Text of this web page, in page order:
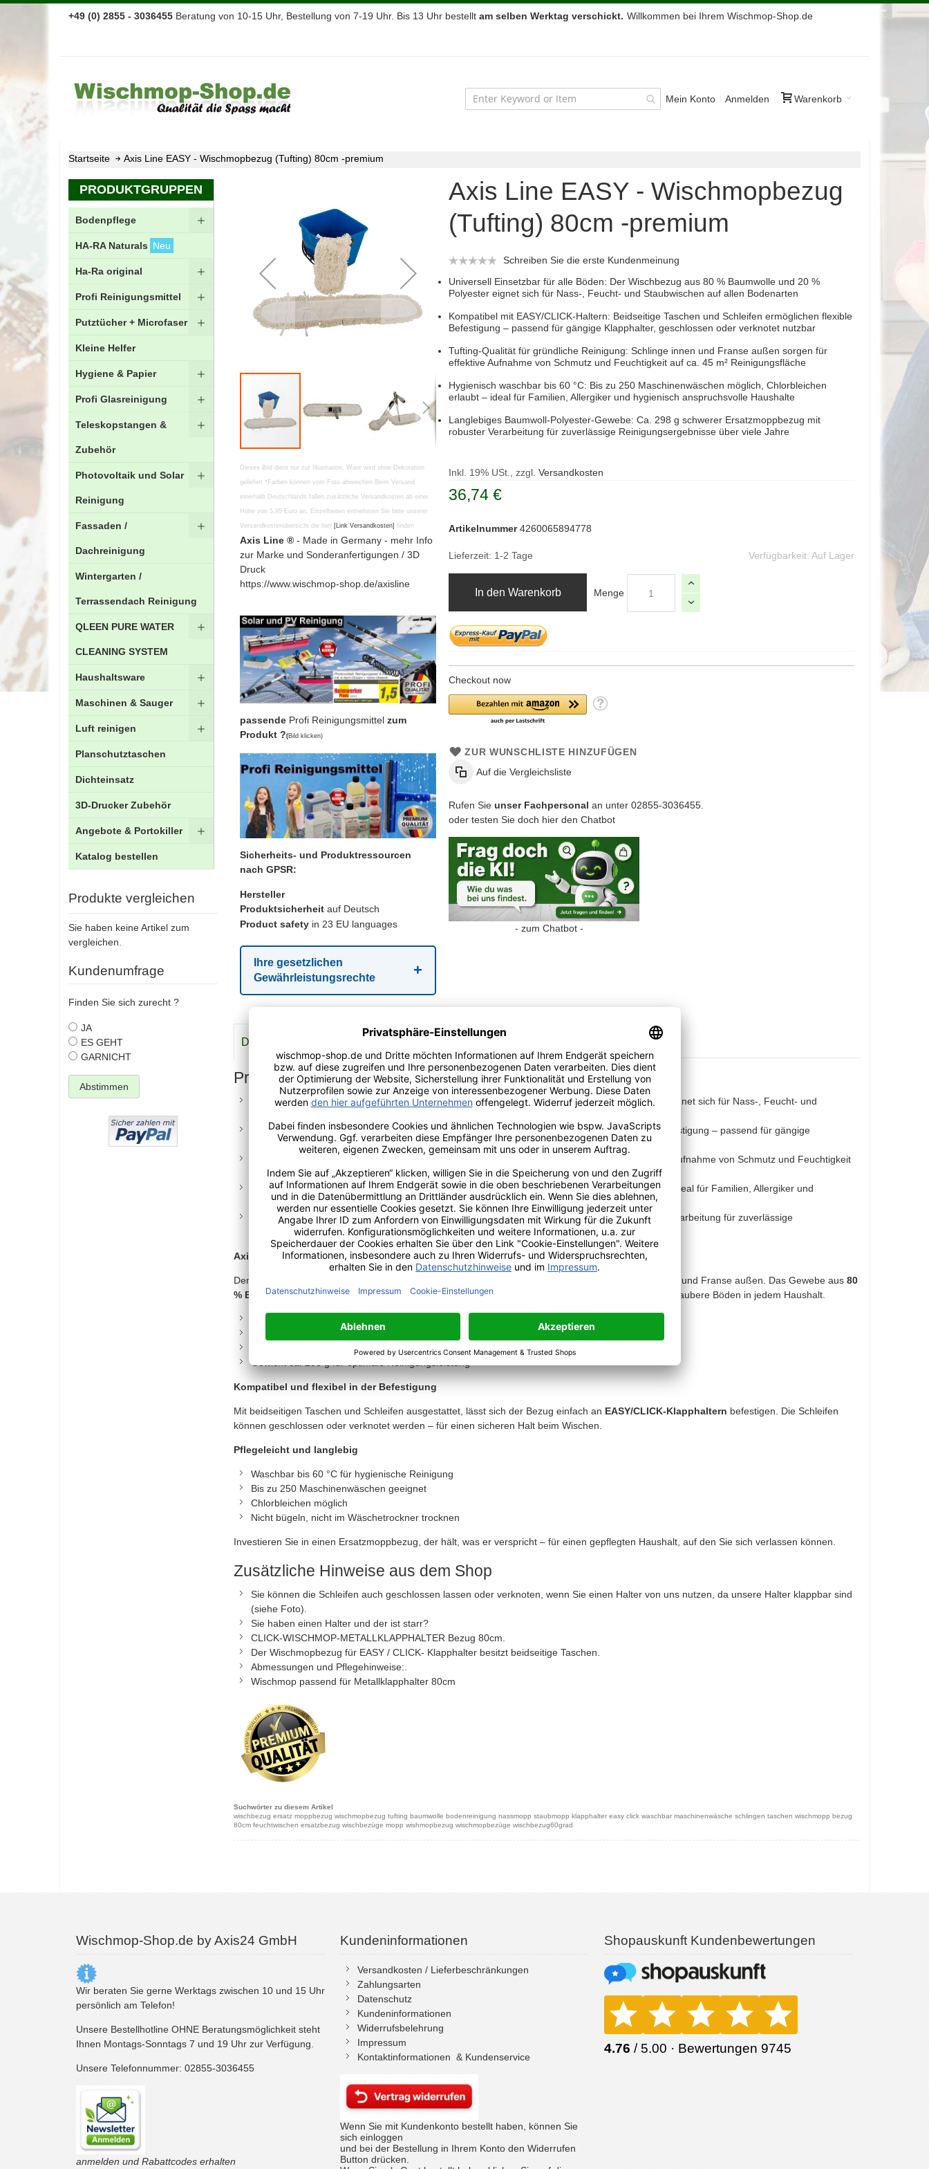
Willkommen bei Ihrem Wischmop-Shop.de
+49 (0) 2855 - 3036455 Beratung von 10-15 Uhr, Bestellung von 7-19 Uhr. Bis 13 Uhr bestellt am selben Werktag verschickt.
Mein Konto Anmelden Warenkorb
Startseite Axis Line EASY - Wischmopbezug (Tufting) 80cm -premium
Zum
Anfang
der
Bildgalerie
springen
Dieses Bild dient nur zur Illustration. Ware wird ohne Dekoration
geliefert *Farben können vom Foto abweichen Beim Versand
innerhalb Deutschlands fallen zusätzliche Versandkosten ab einer
Höhe von 5,95 Euro an. Einzelheiten entnehmen Sie bitte unserer
Versandkostenübersicht die hier [Link Versandkosten] finden
Axis Line ®- Made in Germany - mehr Info
zur Marke und Sonderanfertigungen / 3D
Druck
https://www.wischmop-shop.de/axisline
passendeProfi Reinigungsmittel zum
Produkt ?(Bild klicken)
Sicherheits- und Produktressourcen
nach GPSR:
Hersteller
Produktsicherheitauf Deutsch
Product safetyin 23 EU languages
Ihre gesetzlichen
Gewährleistungsrechte
Axis Line EASY - Wischmopbezug
(Tufting) 80cm -premium
Schreiben Sie die erste Kundenmeinung
Universell Einsetzbar für alle Böden: Der Wischbezug aus 80 % Baumwolle und 20 %
Polyester eignet sich für Nass-, Feucht- und Staubwischen auf allen Bodenarten
Kompatibel mit EASY/CLICK-Haltern: Beidseitige Taschen und Schleifen ermöglichen flexible
Befestigung – passend für gängige Klapphalter, geschlossen oder verknotet nutzbar
Tufting-Qualität für gründliche Reinigung: Schlinge innen und Franse außen sorgen für
effektive Aufnahme von Schmutz und Feuchtigkeit auf ca. 45 m² Reinigungsfläche
Hygienisch waschbar bis 60 °C: Bis zu 250 Maschinenwäschen möglich, Chlorbleichen
erlaubt – ideal für Familien, Allergiker und hygienisch anspruchsvolle Haushalte
Langlebiges Baumwoll-Polyester-Gewebe: Ca. 298 g schwerer Ersatzmoppbezug mit
robuster Verarbeitung für zuverlässige Reinigungsergebnisse über viele Jahre
Inkl. 19% USt., zzgl. Versandkosten
36,74 €
Verfügbarkeit: Auf Lager
Artikelnummer 4260065894778
Lieferzeit: 1-2 Tage
Menge
In den Warenkorb
Checkout now
ZUR WUNSCHLISTE HINZUFÜGEN
Auf die Vergleichsliste
Rufen Sieunser Fachpersonal an unter 02855-3036455.
oder testen Sie doch hier den Chatbot
- zum Chatbot -
Details
Produktvorteile auf einen Blick
Universell Einsetzbar für alle Böden: Der Wischbezug aus 80 % Baumwolle und 20 % Polyester eignet sich für Nass-, Feucht- und
Kompatibel mit EASY/CLICK-Haltern: Beidseitige Taschen und Schleifen ermöglichen flexible Befestigung – passend für gängige
Klapphalter, geschlossen oder verknotet nutzbar
Tufting-Qualität für gründliche Reinigung: Schlinge innen und Franse außen sorgen für effektive Aufnahme von Schmutz und Feuchtigkeit
auf ca. 45 m² Reinigungsfläche
Hygienisch waschbar bis 60 °C: Bis zu 250 Maschinenwäschen möglich, Chlorbleichen erlaubt – ideal für Familien, Allergiker und
hygienisch anspruchsvolle Haushalte
Langlebiges Baumwoll-Polyester-Gewebe: Ca. 298 g schwerer Ersatzmoppbezug mit robuster Verarbeitung für zuverlässige
Reinigungsergebnisse über viele Jahre
Axis Line Wischbezug – Tufting-Qualität für hygienisch saubere Böden
Der Axis Line Wischbezug überzeugt durch seine hochwertige Tufting-Verarbeitung mit Schlinge innen und Franse außen. Das Gewebe aus 80
% Baumwolle und 20 % Polyesternimmt Wasser, Schmutz und Staub zuverlässig auf – für wirklich saubere Böden in jedem Haushalt.
Putzfläche ca. 82 cm, Innenmaß ca. 80 cm, Taschenlänge ca. 26 cm
Effektive Reinigung auf bis zu 45 m² pro Anwendung
Gewicht ca. 298 g für optimale Reinigungsleistung
Kompatibel und flexibel in der Befestigung
Mit beidseitigen Taschen und Schleifen ausgestattet, lässt sich der Bezug einfach an EASY/CLICK-Klapphaltern befestigen. Die Schleifen
können geschlossen oder verknotet werden – für einen sicheren Halt beim Wischen.
Pflegeleicht und langlebig
Waschbar bis 60 °C für hygienische Reinigung
Bis zu 250 Maschinenwäschen geeignet
Chlorbleichen möglich
Nicht bügeln, nicht im Wäschetrockner trocknen
Investieren Sie in einen Ersatzmoppbezug, der hält, was er verspricht – für einen gepflegten Haushalt, auf den Sie sich verlassen können.
Zusätzliche Hinweise aus dem Shop
Sie können die Schleifen auch geschlossen lassen oder verknoten, wenn Sie einen Halter von uns nutzen, da unsere Halter klappbar sind
(siehe Foto).
Sie haben einen Halter und der ist starr?
CLICK-WISCHMOP-METALLKLAPPHALTER Bezug 80cm.
Der Wischmopbezug für EASY / CLICK- Klapphalter besitzt beidseitige Taschen.
Abmessungen und Pflegehinweise:.
Wischmop passend für Metallklapphalter 80cm
Suchwörter zu diesem Artikel
wischbezug ersatz moppbezug wischmopbezug tufting baumwolle bodenreinigung nassmopp staubmopp klapphalter easy click waschbar maschinenwäsche schlingen taschen wischmopp bezug
80cm feuchtwischen ersatzbezug wischbezüge mopp wishmopbezug wischmopbezüge wischbezug60grad
Kundenmeinungen
PRODUKTGRUPPEN
Bodenpflege
HA-RA Naturals Neu
Ha-Ra original
Profi Reinigungsmittel
Putztücher + Microfaser
Kleine Helfer
Hygiene & Papier
Profi Glasreinigung
Teleskopstangen &
Zubehör
Photovoltaik und Solar
Reinigung
Fassaden /
Dachreinigung
Wintergarten /
Terrassendach Reinigung
QLEEN PURE WATER
CLEANING SYSTEM
Haushaltsware
Maschinen & Sauger
Luft reinigen
Planschutztaschen
Dichteinsatz
3D-Drucker Zubehör
Angebote & Portokiller
Katalog bestellen
Produkte vergleichen
Sie haben keine Artikel zum
vergleichen.
Kundenumfrage
Finden Sie sich zurecht ?
JA
ES GEHT
GARNICHT
Abstimmen
Wischmop-Shop.de by Axis24 GmbH
Wir beraten Sie gerne Werktags zwischen 10 und 15 Uhr
persönlich am Telefon!
Unsere Bestellhotline OHNE Beratungsmöglichkeit steht
Ihnen Montags-Sonntags 7 und 19 Uhr zur Verfügung.
Unsere Telefonnummer: 02855-3036455
anmelden und Rabattcodes erhalten
Kundeninformationen
Versandkosten / Lieferbeschränkungen
Zahlungsarten
Datenschutz
Kundeninformationen
Widerrufsbelehrung
Impressum
Kontaktinformationen & Kundenservice
Wenn Sie mit Kundenkonto bestellt haben, können Sie
sich einloggen
und bei der Bestellung in Ihrem Konto den Widerrufen
Button drücken.
Shopauskunft Kundenbewertungen